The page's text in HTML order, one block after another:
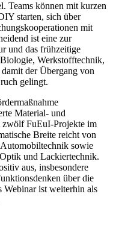
Teams können mit kurzen
starten, sich über
mit
ist eine zur
und das frühzeitige
Werkstofftechnik,
der Übergang von
gelingt.
Material- und
zwölf FuEuI-Projekte im
Breite reicht von
sowie
und Lackiertechnik.
aus, insbesondere
über die
Webinar ist weiterhin als